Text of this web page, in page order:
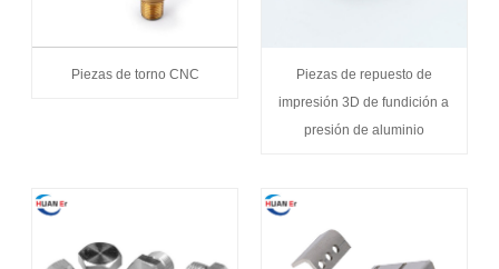
Piezas de torno CNC
Piezas de repuesto de
impresión 3D de fundición a
presión de aluminio